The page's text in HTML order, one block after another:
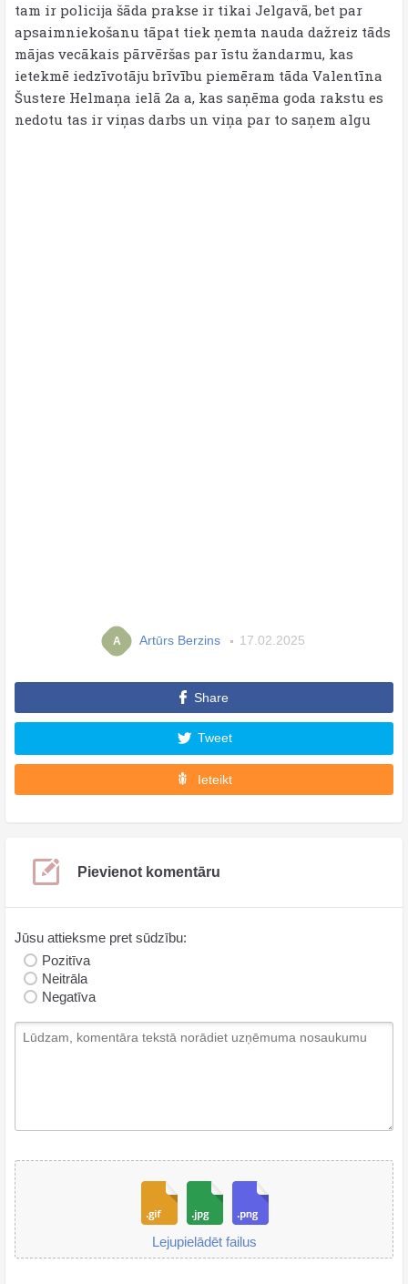
tam ir policija šāda prakse ir tikai Jelgavā, bet par
apsaimniekošanu tāpat tiek ņemta nauda dažreiz tāds
mājas vecākais pārvēršas par īstu žandarmu, kas
ietekmē iedzīvotāju brīvību piemēram tāda Valentīna
Šustere Helmaņa ielā 2a a, kas saņēma goda rakstu es
nedotu tas ir viņas darbs un viņa par to saņem algu
A Artūrs Berzins 17.02.2025
Share
Tweet
Ieteikt
Pievienot komentāru
Jūsu attieksme pret sūdzību:
Pozitīva
Neitrāla
Negatīva
Lejupielādēt failus